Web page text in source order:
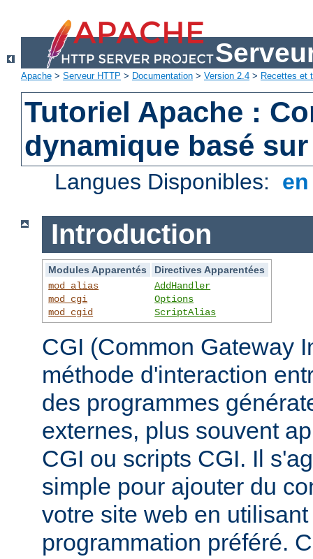
Apache > Serveur HTTP > Documentation > Version 2.4 > Recettes et
Tutoriel Apache :
dynamique basé sur
Langues Disponibles:
Introduction
Modules Apparentés
Directives Apparentées
mod_alias
mod_cgi
mod_cgid
AddHandler
Options
ScriptAlias
CGI (Common Gateway
méthode d'interaction
des programmes
externes, plus souvent
CGI ou scripts CGI. Il
simple pour ajouter du
votre site web en
programmation préféré.